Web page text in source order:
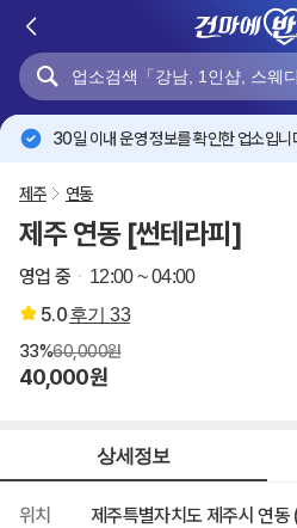
30일 이내 운영 정보를 확인한 업소입니
제주 연동
제주 연동 [썬테라피]
영업 중 12:00 ~ 04:00
5.0후기33
33%60,000원
40,000원
상세정보
위치
제주특별자치도 제주시 연